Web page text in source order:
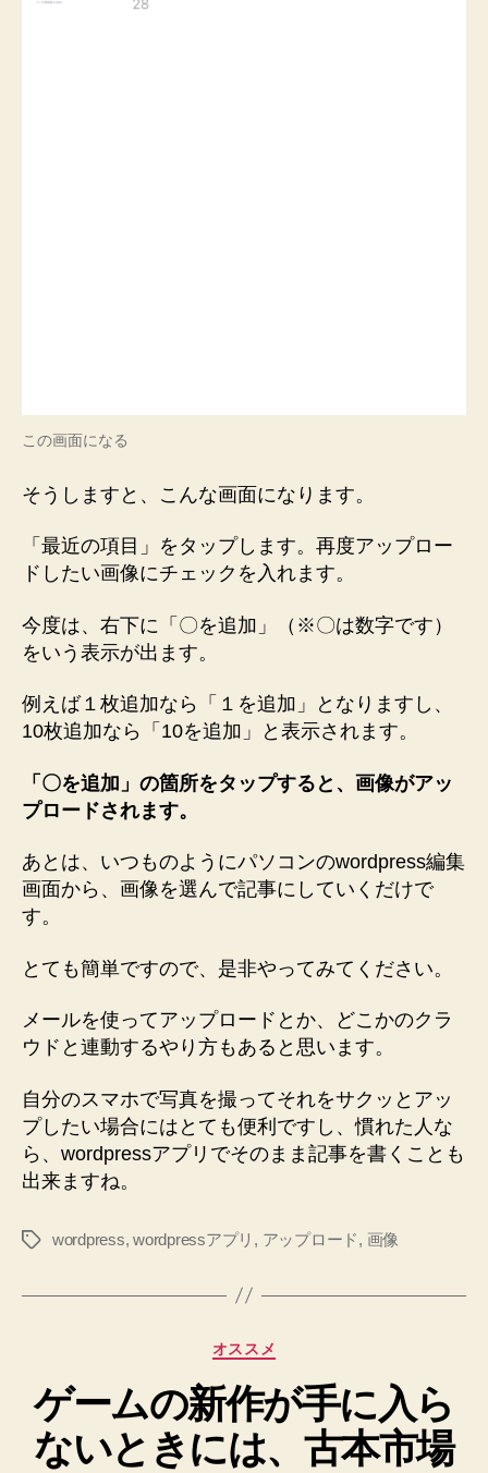
この画面になる
そうしますと、こんな画面になります。
「最近の項目」をタップします。再度アップロー
ドしたい画像にチェックを入れます。
今度は、右下に「〇を追加」（※〇は数字です）
をいう表示が出ます。
例えば１枚追加なら「１を追加」となりますし、
10枚追加なら「10を追加」と表示されます。
「〇を追加」の箇所をタップすると、画像がアッ
プロードされます。
あとは、いつものようにパソコンのwordpress編集
画面から、画像を選んで記事にしていくだけで
す。
とても簡単ですので、是非やってみてください。
メールを使ってアップロードとか、どこかのクラ
ウドと連動するやり方もあると思います。
自分のスマホで写真を撮ってそれをサクッとアッ
プしたい場合にはとても便利ですし、慣れた人な
ら、wordpressアプリでそのまま記事を書くことも
出来ますね。
タ
wordpress,wordpressアプリ , アップロード, 画像
カ
ゴ
リ
ー
オススメ
ゲームの新作が手に入ら
ないときには、古本市場